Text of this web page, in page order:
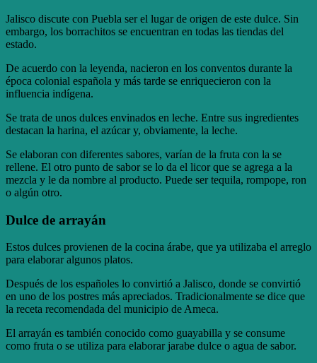
Jalisco discute con Puebla ser el lugar de origen de este dulce. Sin
embargo, los borrachitos se encuentran en todas las tiendas del
estado.
De acuerdo con la leyenda, nacieron en los conventos durante la
época colonial española y más tarde se enriquecieron con la
influencia indígena.
Se trata de unos dulces envinados en leche. Entre sus ingredientes
destacan la harina, el azúcar y, obviamente, la leche.
Se elaboran con diferentes sabores, varían de la fruta con la se
rellene. El otro punto de sabor se lo da el licor que se agrega a la
mezcla y le da nombre al producto. Puede ser tequila, rompope, ron
o algún otro.
Dulce de arrayán
Estos dulces provienen de la cocina árabe, que ya utilizaba el arreglo
para elaborar algunos platos.
Después de los españoles lo convirtió a Jalisco, donde se convirtió
en uno de los postres más apreciados. Tradicionalmente se dice que
la receta recomendada del municipio de Ameca.
El arrayán es también conocido como guayabilla y se consume
como fruta o se utiliza para elaborar jarabe dulce o agua de sabor.